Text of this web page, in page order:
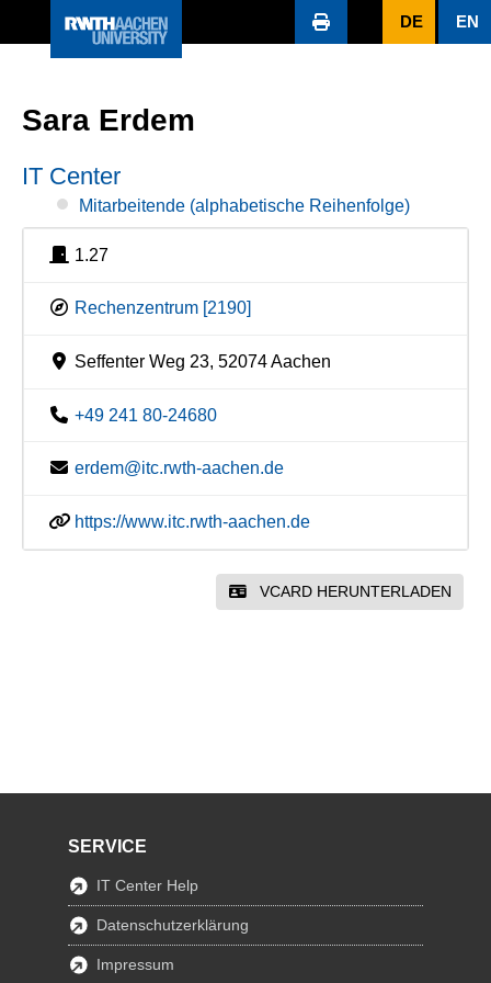
DE EN
Sara Erdem
IT Center
Mitarbeitende (alphabetische Reihenfolge)
1.27
Rechenzentrum [2190]
Seffenter Weg 23, 52074 Aachen
+49 241 80-24680
erdem@itc.rwth-aachen.de
https://www.itc.rwth-aachen.de
VCARD HERUNTERLADEN
SERVICE
IT Center Help
Datenschutzerklärung
Impressum